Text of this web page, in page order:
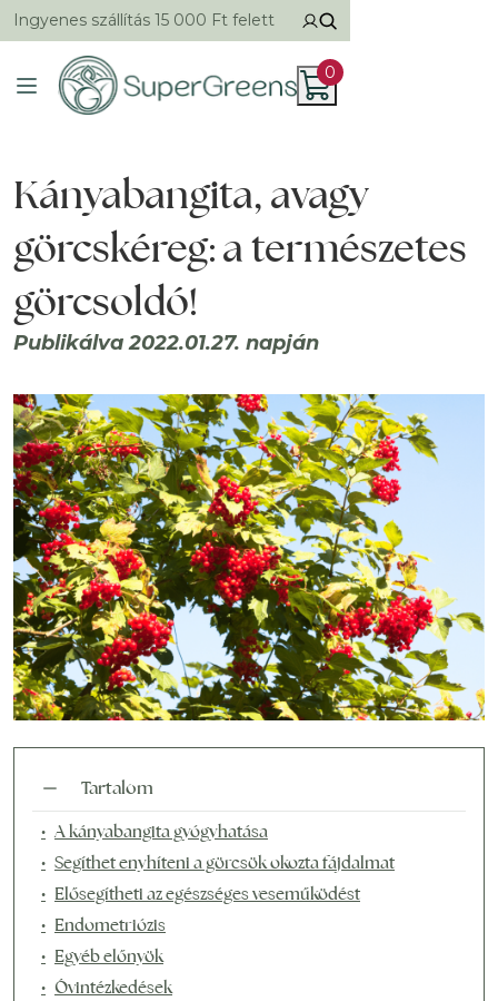
Ingyenes szállítás 15 000 Ft felett
0
Kányabangita, avagy
görcskéreg: a természetes
görcsoldó!
Publikálva 2022.01.27. napján
Tartalom
A kányabangita gyógyhatása
Segíthet enyhíteni a görcsök okozta fájdalmat
Elősegítheti az egészséges veseműködést
Endometriózis
Egyéb előnyök
Óvintézkedések